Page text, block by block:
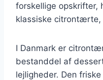
forskellige opskrifter,
klassiske citrontærte,
I Danmark er
bestanddel af
lejligheder. Den